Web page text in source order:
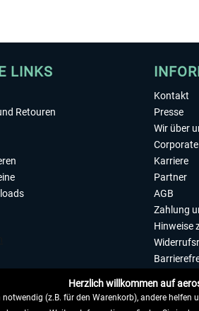
LINKS
Retouren
Kontakt
Presse
Wir über
Karriere
Partner
AGB
Zahlung
Hinweise
Herzlich willkommen auf
(z.B. für den Warenkorb), andere